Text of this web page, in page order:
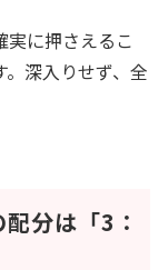
に押さえるこ
深入りせず、全
分は「3：